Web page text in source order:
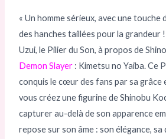
« Un homme sérieux, avec une touche
des hanches taillées pour la grandeur
Uzui, le Pilier du Son, à propos de
Demon Slayer : Kimetsu no Yaiba. Ce
conquis le cœur des fans par sa grâce
vous créez une figurine de Shinobu
capturer au-delà de son apparence
repose sur son âme : son élégance,